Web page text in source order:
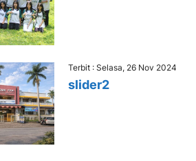
Terbit : Selasa, 26 Nov 2024
slider2